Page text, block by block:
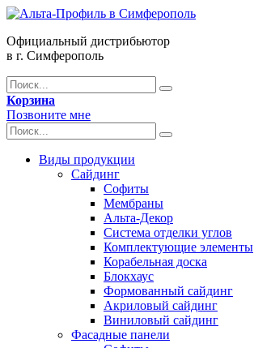
Официальный дистрибьютор
в г. Симферополь
Корзина
Позвоните мне
Виды продукции
Сайдинг
Софиты
Мембраны
Альта-Декор
Система отделки углов
Комплектующие элементы
Корабельная доска
Блокхаус
Формованный сайдинг
Акриловый сайдинг
Виниловый сайдинг
Фасадные панели